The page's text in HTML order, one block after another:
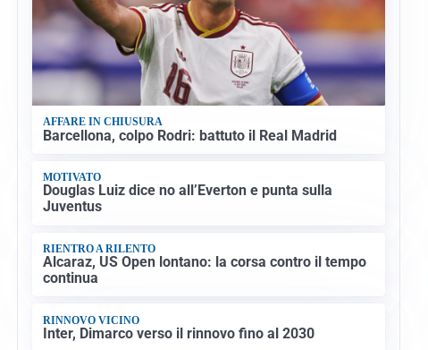
AFFARE IN CHIUSURA
Barcellona, colpo Rodri: battuto il Real Madrid
MOTIVATO
Douglas Luiz dice no all’Everton e punta sulla
Juventus
RIENTRO A RILENTO
Alcaraz, US Open lontano: la corsa contro il tempo
continua
RINNOVO VICINO
Inter, Dimarco verso il rinnovo fino al 2030